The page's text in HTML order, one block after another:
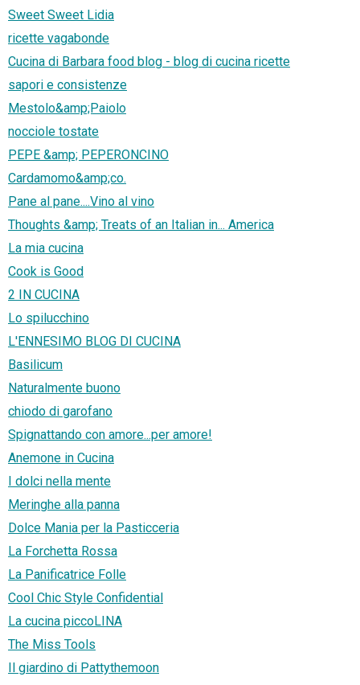
Sweet Sweet Lidia
ricette vagabonde
Cucina di Barbara food blog - blog di cucina ricette
sapori e consistenze
Mestolo&amp;Paiolo
nocciole tostate
PEPE &amp; PEPERONCINO
Cardamomo&amp;co.
Pane al pane....Vino al vino
Thoughts &amp; Treats of an Italian in... America
La mia cucina
Cook is Good
2 IN CUCINA
Lo spilucchino
L'ENNESIMO BLOG DI CUCINA
Basilicum
Naturalmente buono
chiodo di garofano
Spignattando con amore...per amore!
Anemone in Cucina
I dolci nella mente
Meringhe alla panna
Dolce Mania per la Pasticceria
La Forchetta Rossa
La Panificatrice Folle
Cool Chic Style Confidential
La cucina piccoLINA
The Miss Tools
Il giardino di Pattythemoon